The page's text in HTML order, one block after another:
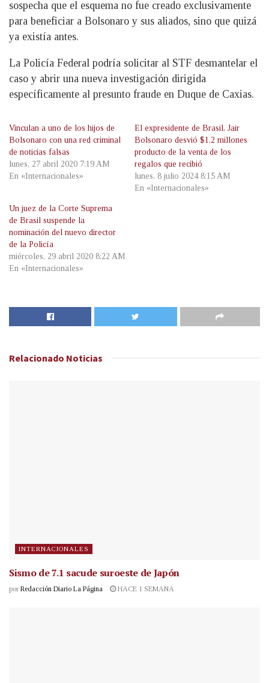
sospecha que el esquema no fue creado exclusivamente
para beneficiar a Bolsonaro y sus aliados, sino que quizá
ya existía antes.
La Policía Federal podría solicitar al STF desmantelar el
caso y abrir una nueva investigación dirigida
específicamente al presunto fraude en Duque de Caxias.
Vinculan a uno de los hijos de
Bolsonaro con una red criminal
de noticias falsas
lunes, 27 abril 2020 7:19 AM
En «Internacionales»
El expresidente de Brasil, Jair
Bolsonaro desvió $1,2 millones
producto de la venta de los
regalos que recibió
lunes, 8 julio 2024 8:15 AM
En «Internacionales»
Un juez de la Corte Suprema
de Brasil suspende la
nominación del nuevo director
de la Policía
miércoles, 29 abril 2020 8:22 AM
En «Internacionales»
Relacionado Noticias
INTERNACIONALES
Sismo de 7.1 sacude suroeste de Japón
por Redacción Diario La Página HACE 1 SEMANA